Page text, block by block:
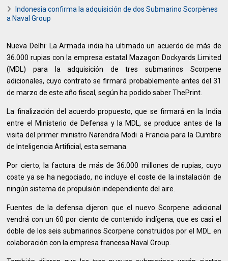
Indonesia confirma la adquisición de dos Submarino Scorpènes
a Naval Group
Nueva Delhi: La Armada india ha ultimado un acuerdo de más de
36.000 rupias con la empresa estatal Mazagon Dockyards Limited
(MDL) para la adquisición de tres submarinos Scorpene
adicionales, cuyo contrato se firmará probablemente antes del 31
de marzo de este año fiscal, según ha podido saber ThePrint.
La finalización del acuerdo propuesto, que se firmará en la India
entre el Ministerio de Defensa y la MDL, se produce antes de la
visita del primer ministro Narendra Modi a Francia para la Cumbre
de Inteligencia Artificial, esta semana.
Por cierto, la factura de más de 36.000 millones de rupias, cuyo
coste ya se ha negociado, no incluye el coste de la instalación de
ningún sistema de propulsión independiente del aire.
Fuentes de la defensa dijeron que el nuevo Scorpene adicional
vendrá con un 60 por ciento de contenido indígena, que es casi el
doble de los seis submarinos Scorpene construidos por el MDL en
colaboración con la empresa francesa Naval Group.